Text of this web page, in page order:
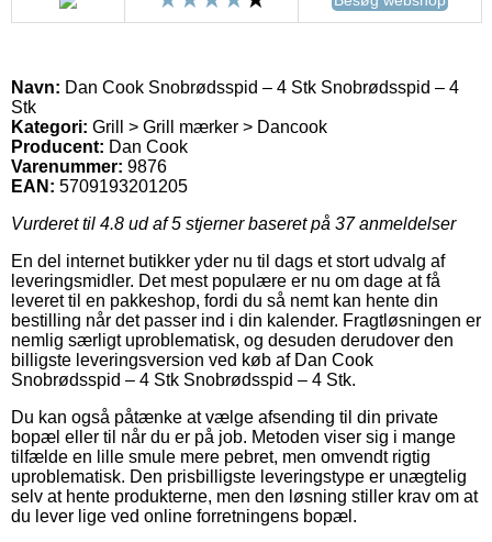
Navn: Dan Cook Snobrødsspid – 4 Stk Snobrødsspid – 4
Stk
Kategori: Grill > Grill mærker > Dancook
Producent: Dan Cook
Varenummer: 9876
EAN: 5709193201205
Vurderet til 4.8 ud af 5 stjerner baseret på 37anmeldelser
En del internet butikker yder nu til dags et stort udvalg af
leveringsmidler. Det mest populære er nu om dage at få
leveret til en pakkeshop, fordi du så nemt kan hente din
bestilling når det passer ind i din kalender. Fragtløsningen er
nemlig særligt uproblematisk, og desuden derudover den
billigste leveringsversion ved køb af Dan Cook
Snobrødsspid – 4 Stk Snobrødsspid – 4 Stk.
Du kan også påtænke at vælge afsending til din private
bopæl eller til når du er på job. Metoden viser sig i mange
tilfælde en lille smule mere pebret, men omvendt rigtig
uproblematisk. Den prisbilligste leveringstype er unægtelig
selv at hente produkterne, men den løsning stiller krav om at
du lever lige ved online forretningens bopæl.